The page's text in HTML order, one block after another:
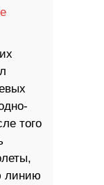
того
линию